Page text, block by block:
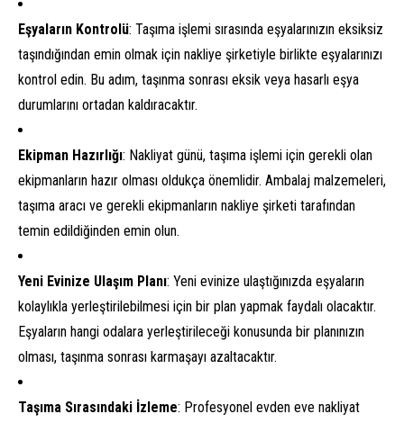
Eşyaların Kontrolü: Taşıma işlemi sırasında eşyalarınızın eksiksiz
taşındığından emin olmak için nakliye şirketiyle birlikte eşyalarınızı
kontrol edin. Bu adım, taşınma sonrası eksik veya hasarlı eşya
durumlarını ortadan kaldıracaktır.
Ekipman Hazırlığı: Nakliyat günü, taşıma işlemi için gerekli olan
ekipmanların hazır olması oldukça önemlidir. Ambalaj malzemeleri,
taşıma aracı ve gerekli ekipmanların nakliye şirketi tarafından
temin edildiğinden emin olun.
Yeni Evinize Ulaşım Planı: Yeni evinize ulaştığınızda eşyaların
kolaylıkla yerleştirilebilmesi için bir plan yapmak faydalı olacaktır.
Eşyaların hangi odalara yerleştirileceği konusunda bir planınızın
olması, taşınma sonrası karmaşayı azaltacaktır.
Taşıma Sırasındaki İzleme: Profesyonel evden eve nakliyat